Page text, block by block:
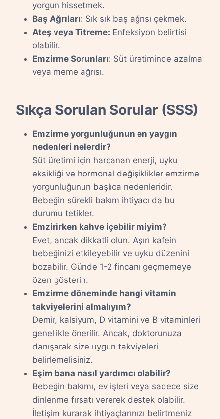
yorgun hissetmek.
Baş Ağrıları: Sık sık baş ağrısı çekmek.
Ateş veya Titreme: Enfeksiyon belirtisi
olabilir.
Emzirme Sorunları: Süt üretiminde azalma
veya meme ağrısı.
Sıkça Sorulan Sorular (SSS)
Emzirme yorgunluğunun en yaygın
nedenleri nelerdir?
Süt üretimi için harcanan enerji, uyku
eksikliği ve hormonal değişiklikler emzirme
yorgunluğunun başlıca nedenleridir.
Bebeğin sürekli bakım ihtiyacı da bu
durumu tetikler.
Emzirirken kahve içebilir miyim?
Evet, ancak dikkatli olun. Aşırı kafein
bebeğinizi etkileyebilir ve uyku düzenini
bozabilir. Günde 1-2 fincanı geçmemeye
özen gösterin.
Emzirme döneminde hangi vitamin
takviyelerini almalıyım?
Demir, kalsiyum, D vitamini ve B vitaminleri
genellikle önerilir. Ancak, doktorunuza
danışarak size uygun takviyeleri
belirlemelisiniz.
Eşim bana nasıl yardımcı olabilir?
Bebeğin bakımı, ev işleri veya sadece size
dinlenme fırsatı vererek destek olabilir.
İletişim kurarak ihtiyaçlarınızı belirtmeniz